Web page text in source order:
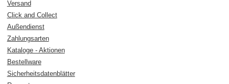
Versand
Click and Collect
Außendienst
Zahlungsarten
Kataloge - Aktionen
Bestellware
Sicherheitsdatenblätter